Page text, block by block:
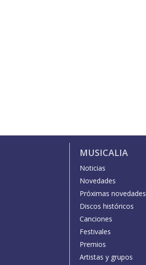
MUSICALIA
Noticias
Novedades
Próximas novedades
Discos históricos
Canciones
Festivales
Premios
Artistas y grupos